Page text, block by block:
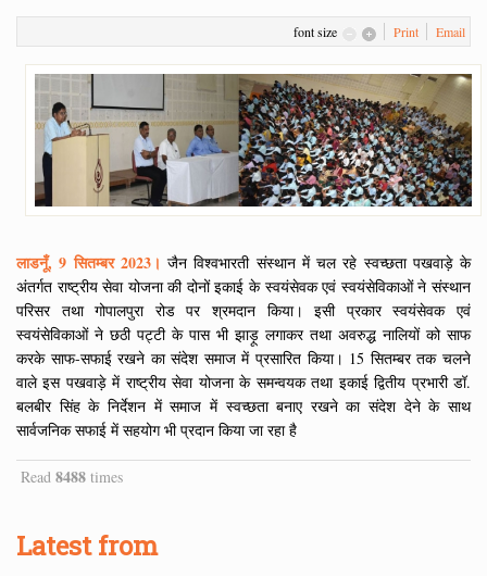
font size Print Email
लाडनूँ, 9 सितम्बर 2023। जैन विश्वभारती संस्थान में चल रहे स्वच्छता पखवाड़े के
अंतर्गत राष्ट्रीय सेवा योजना की दोनों इकाई के स्वयंसेवक एवं स्वयंसेविकाओं ने संस्थान
परिसर तथा गोपालपुरा रोड पर श्रमदान किया। इसी प्रकार स्वयंसेवक एवं
स्वयंसेविकाओं ने छठी पट्टी के पास भी झाड़ू लगाकर तथा अवरुद्ध नालियों को साफ
करके साफ-सफाई रखने का संदेश समाज में प्रसारित किया। 15 सितम्बर तक चलने
वाले इस पखवाड़े में राष्ट्रीय सेवा योजना के समन्वयक तथा इकाई द्वितीय प्रभारी डॉ.
बलबीर सिंह के निर्देशन में समाज में स्वच्छता बनाए रखने का संदेश देने के साथ
सार्वजनिक सफाई में सहयोग भी प्रदान किया जा रहा है
Read 8488 times
Latest from